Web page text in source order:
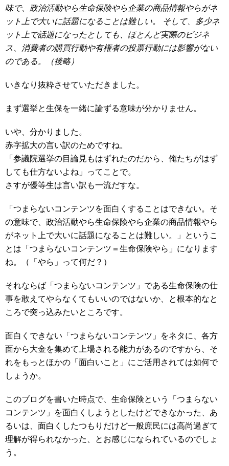
味で、政治活動やら生命保険やら企業の商品情報やらがネ
ット上で大いに話題になることは難しい。 そして、多少ネ
ット上で話題になったとしても、ほとんど実際のビジネ
ス、消費者の購買行動や有権者の投票行動には影響がない
のである。（後略）
いきなり抜粋させていただきました。
まず選挙と生保を一緒に論ずる意味が分かりません。
いや、分かりました。
赤字拡大の言い訳のためですね。
「参議院選挙の目論見もはずれたのだから、俺たちがはず
しても仕方ないよね」ってことで。
さすが優等生は言い訳も一流だすな。
「つまらないコンテンツを面白くすることはできない。そ
の意味で、政治活動やら生命保険やら企業の商品情報やら
がネット上で大いに話題になることは難しい。」というこ
とは「つまらないコンテンツ＝生命保険やら」になります
ね。（「やら」って何だ？）
それならば「つまらないコンテンツ」である生命保険の仕
事を敢えてやらなくてもいいのではないか、と根本的なと
ころで突っ込みたいところです。
面白くできない「つまらないコンテンツ」をネタに、各方
面から大金を集めて上場される能力があるのですから、そ
れをもっとほかの「面白いこと」にご活用されては如何で
しょうか。
このブログを書いた時点で、生命保険という「つまらない
コンテンツ」を面白くしようとしたけどできなかった、あ
るいは、面白くしたつもりだけど一般庶民には高尚過ぎて
理解が得られなかった、とお感じになられているのでしょ
う。